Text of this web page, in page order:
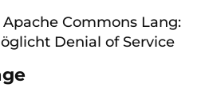
Commons Lang:
Denial of Service